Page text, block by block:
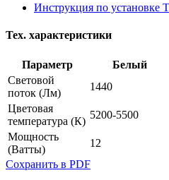
Инструкция по установке
Тех. характеристики
Параметр Белый
Световой
поток (Лм)
1440
Цветовая
температура (К)
5200-5500
Мощность
(Ватты)
12
Сохранить в PDF